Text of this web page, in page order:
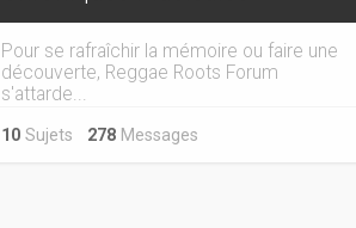
Pour se rafraîchir la mémoire ou faire une
découverte, Reggae Roots Forum
s'attarde...
10 Sujets 278 Messages